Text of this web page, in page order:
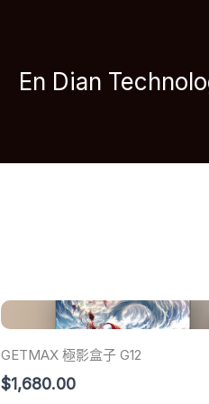
En Dian
GETMAX 極影盒子 G12
$1,680.00